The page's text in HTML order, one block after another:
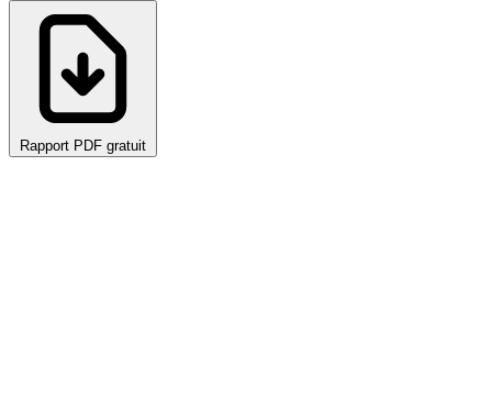
Rapport PDF gratuit